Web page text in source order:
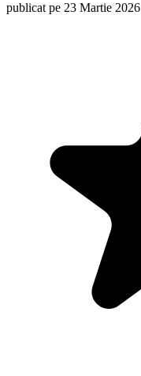
publicat pe 23 Martie 2026